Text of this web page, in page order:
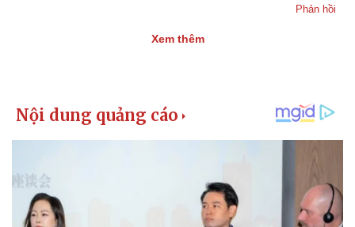
Phản hồi
Xem thêm